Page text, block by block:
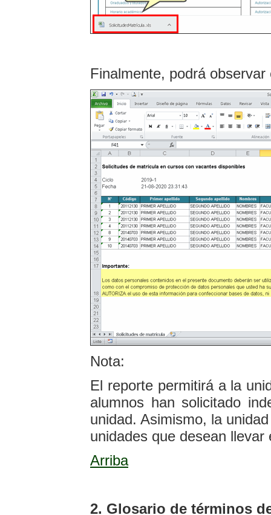
Finalmente, podrá
Nota:
El reporte permitirá a la
alumnos han solicitado
unidad. Asimismo, la
unidades que desean
Arriba
2. Glosario de términos